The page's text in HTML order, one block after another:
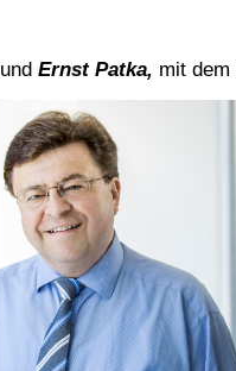
und Ernst Pat­ka, mit dem